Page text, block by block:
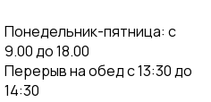
Понедельник-пятница: с
9.00 до 18.00
Перерыв на обед с 13:30 до
14:30